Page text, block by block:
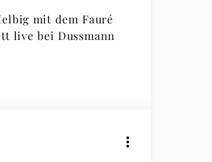
mit dem Fauré
live bei Dussmann